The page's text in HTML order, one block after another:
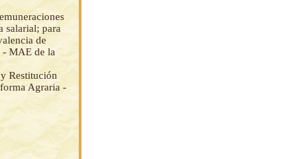
salarial; para
de
- MAE de la
Restitución
Agraria -